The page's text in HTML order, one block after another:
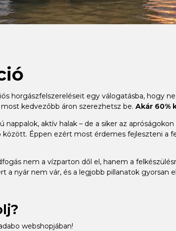
horgászfelszereléseit egy válogatásba, hogy
kedvezőbb áron szerezhetsz be. Akár 60%
nappalok, aktív halak – de a siker az
között. Éppen ezért most érdemes fejleszteni a
nem a vízparton dől el, hanem a
a nyár nem vár, és a legjobb pillanatok gyorsan
webshopjában!